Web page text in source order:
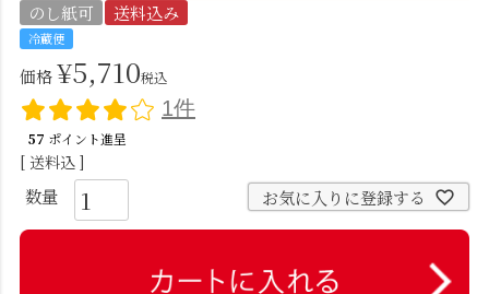
のし紙可 送料込み
冷蔵便
価格¥5,710税込
1件
57 ポイント進呈
送料込
お気に入りに登録する